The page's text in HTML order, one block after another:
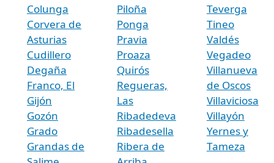
Colunga
Corvera de
Asturias
Cudillero
Degaña
Franco, El
Gijón
Gozón
Grado
Grandas de
Piloña
Ponga
Pravia
Proaza
Quirós
Regueras,
Las
Ribadedeva
Ribadesella
Ribera de
Teverga
Tineo
Valdés
Vegadeo
Villanueva
de Oscos
Villaviciosa
Villayón
Yernes y
Tameza